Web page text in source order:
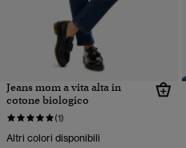
Jeans mom a vita alta in
cotone biologico
(1)
Altri colori disponibili